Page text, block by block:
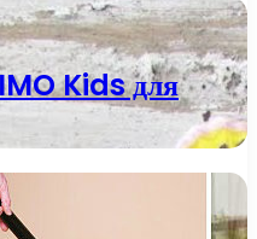
Kids для